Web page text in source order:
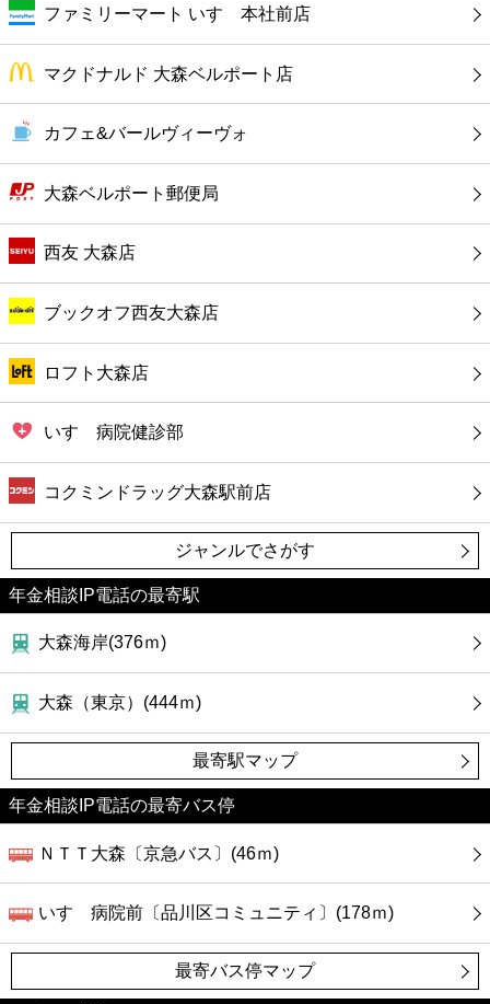
公共
病院
ホテル
ファミリーマート いすゞ本社前店
マクドナルド 大森ベルポート店
カフェ&バールヴィーヴォ
大森ベルポート郵便局
西友 大森店
ブックオフ西友大森店
ロフト大森店
いすゞ病院健診部
コクミンドラッグ大森駅前店
ジャンルでさがす
年金相談IP電話の最寄駅
大森海岸(376ｍ)
大森（東京）(444ｍ)
最寄駅マップ
年金相談IP電話の最寄バス停
ＮＴＴ大森〔京急バス〕(46ｍ)
いすゞ病院前〔品川区コミュニティ〕(178ｍ)
最寄バス停マップ